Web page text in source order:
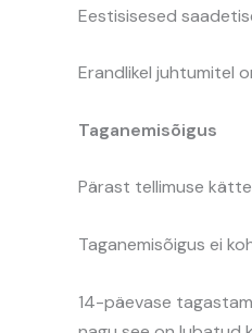
Eestisisesed
Erandlikel juhtumitel
Taganemisõigus
Pärast tellimuse
Taganemisõigus ei
14-päevase